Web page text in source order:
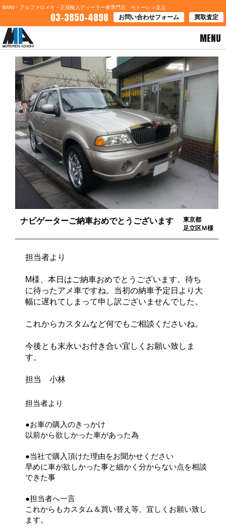
BMW・アルファロメオ・正規輸入ディーラー車専門店 モトーレン足立
03-3850-4898 お問い合わせフォーム 買取査定
MENU
HOME>お客様の声
ナビゲーターご納車おめでとうございます
東京都
足立区Ｍ様
担当者より
M様、本日はご納車おめでとうございます。待ち
に待ったアメ車ですね。当初の納車予定日より大
幅に遅れてしまって申し訳ございませんでした。
これからカスタムなど何でもご相談くださいね。
今後とも末永いお付き合い宜しくお願い致しま
す。
担当 小林
担当者より
●お車の購入のきっかけ
以前から欲しかった車があった為
●当社で購入頂けた理由をお聞かせください
早めに車が欲しかった事と細かく分からない点を相談
できた事
●担当者へ一言
これからもカスタム＆買い替え等、宜しくお願い致し
ます。